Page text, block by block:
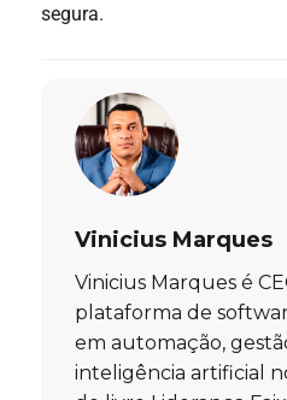
segura.
Vinicius Marques
Vinicius Marques é
plataforma de
em automação,
inteligência artificial